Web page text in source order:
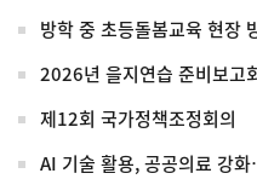
방학 중 초등돌봄교육 현장
2026년 을지연습 준비보고
제12회 국가정책조정회의
AI 기술 활용, 공공의료 강화